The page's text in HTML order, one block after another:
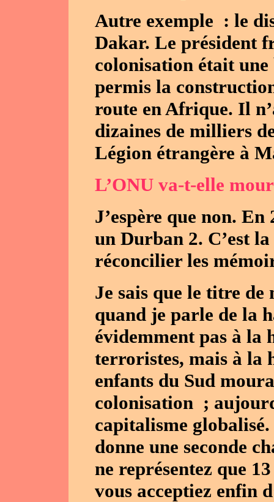
Autre exemple : le
Dakar. Le président
colonisation était une
permis la
route en Afrique. Il
dizaines de milliers
Légion étrangère à
L’ONU va-t-elle
J’espère que non.
un Durban 2. C’est
réconcilier les
Je sais que le titre
quand je parle de la
évidemment pas à la
terroristes, mais à la
enfants du Sud
colonisation ;
capitalisme globalisé.
donne une seconde
ne représentez que
vous acceptiez enfin